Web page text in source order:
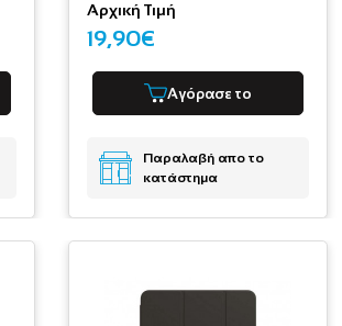
Αρχική Τιμή
19,90€
Αγόρασε το
Παραλαβή απο το
κατάστημα